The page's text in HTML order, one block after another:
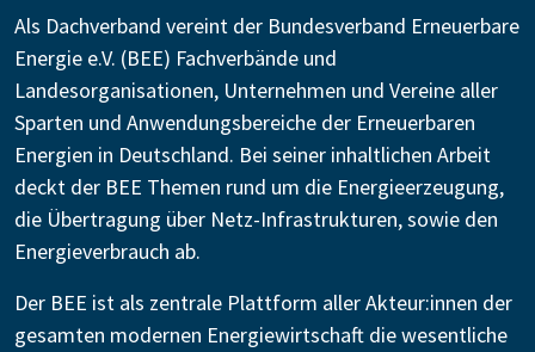
Als Dachverband vereint der Bundesverband Erneuerbare
Energie e.V. (BEE) Fachverbände und
Landesorganisationen, Unternehmen und Vereine aller
Sparten und Anwendungsbereiche der Erneuerbaren
Energien in Deutschland. Bei seiner inhaltlichen Arbeit
deckt der BEE Themen rund um die Energieerzeugung,
die Übertragung über Netz-Infrastrukturen, sowie den
Energieverbrauch ab.
Der BEE ist als zentrale Plattform aller Akteur:innen der
gesamten modernen Energiewirtschaft die wesentliche